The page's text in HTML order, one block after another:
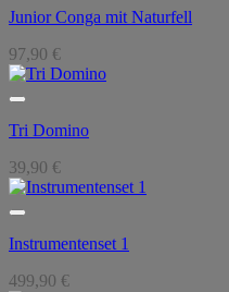
Junior Conga mit Naturfell
97,90 €
Tri Domino
39,90 €
Instrumentenset 1
499,90 €